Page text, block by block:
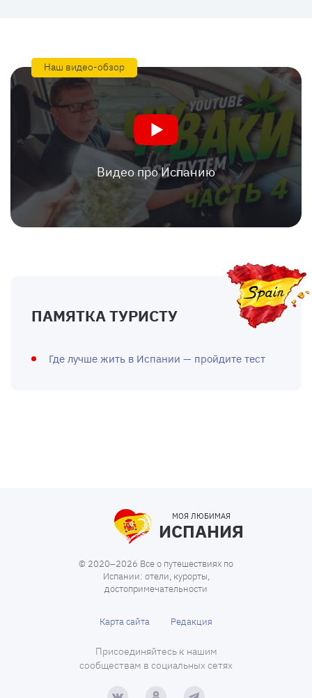
Наш видео-обзор
Видео про Испанию
ПАМЯТКА ТУРИСТУ
Где лучше жить в Испании — пройдите тест
МОЯ ЛЮБИМАЯ
ИСПАНИЯ
© 2020–2026 Все о путешествиях по
Испании: отели, курорты,
достопримечательности
Карта сайта Редакция
Присоединяйтесь к нашим
сообществам в социальных сетях